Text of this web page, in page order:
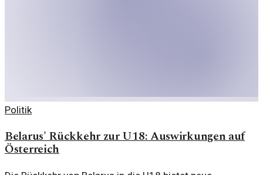
Politik
Belarus' Rückkehr zur U18: Auswirkungen auf
Österreich